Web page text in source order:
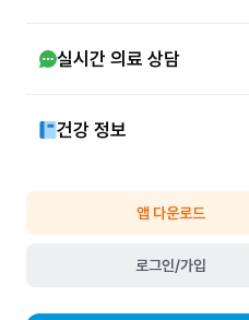
실시간 의료 상담
건강 정보
앱 다운로드
로그인/가입